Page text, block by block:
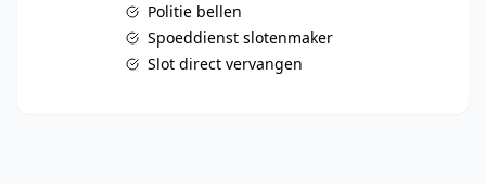
Politie bellen
Spoeddienst slotenmaker
Slot direct vervangen